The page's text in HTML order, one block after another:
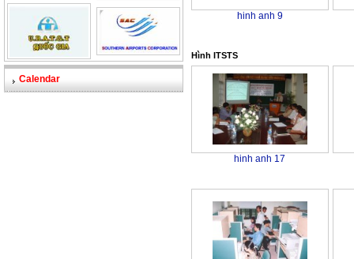
Calendar
hinh anh 9
Hình ITSTS
hinh anh 17